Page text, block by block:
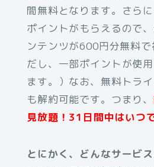
間無料となります。さら
ポイントがもらえるので
ンテンツが600円分無料
だし、一部ポイントが使
ます。）なお、無料トラ
も解約可能です。つまり、
見放題！31日間中はいつ
とにかく、どんなサービ